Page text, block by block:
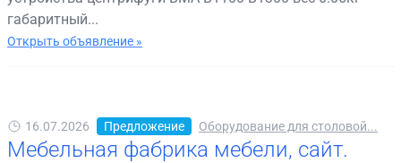
габаритный...
Открыть объявление »
16.07.2026 Предложение Оборудование для столовой...
Мебельная фабрика мебели, сайт.